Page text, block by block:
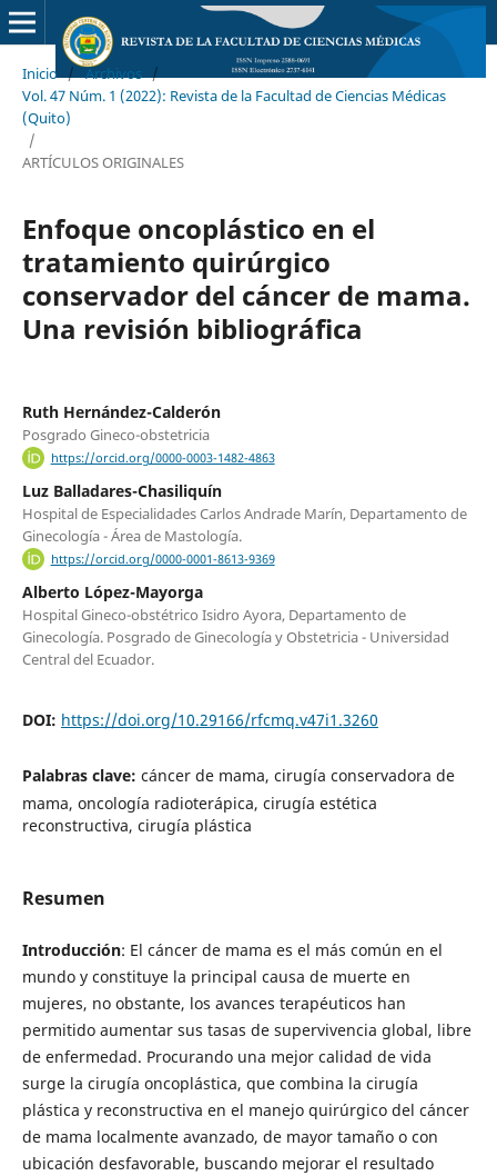
Inicio / Archivos /
Vol. 47 Núm. 1 (2022): Revista de la Facultad de Ciencias Médicas
(Quito)
/
ARTÍCULOS ORIGINALES
Enfoque oncoplástico en el
tratamiento quirúrgico
conservador del cáncer de mama.
Una revisión bibliográfica
Ruth Hernández-Calderón
Posgrado Gineco-obstetricia
https://orcid.org/0000-0003-1482-4863
Luz Balladares-Chasiliquín
Hospital de Especialidades Carlos Andrade Marín, Departamento de
Ginecología - Área de Mastología.
https://orcid.org/0000-0001-8613-9369
Alberto López-Mayorga
Hospital Gineco-obstétrico Isidro Ayora, Departamento de
Ginecología. Posgrado de Ginecología y Obstetricia - Universidad
Central del Ecuador.
DOI: https://doi.org/10.29166/rfcmq.v47i1.3260
Palabras clave: cáncer de mama, cirugía conservadora de
mama, oncología radioterápica, cirugía estética
reconstructiva, cirugía plástica
Resumen
Introducción: El cáncer de mama es el más común en el
mundo y constituye la principal causa de muerte en
mujeres, no obstante, los avances terapéuticos han
permitido aumentar sus tasas de supervivencia global, libre
de enfermedad. Procurando una mejor calidad de vida
surge la cirugía oncoplástica, que combina la cirugía
plástica y reconstructiva en el manejo quirúrgico del cáncer
de mama localmente avanzado, de mayor tamaño o con
ubicación desfavorable, buscando mejorar el resultado